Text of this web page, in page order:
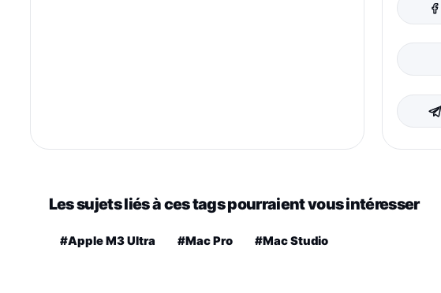
Les sujets liés à ces tags pourraient vous intéresser
#Apple M3 Ultra #Mac Pro #Mac Studio